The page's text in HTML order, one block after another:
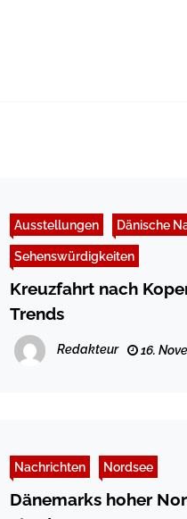
Ausstellungen Dänische
Sehenswürdigkeiten
Kreuzfahrt nach
Trends
Redakteur 16.
Nachrichten Nordsee
Dänemarks hoher Norden lädt zu Events